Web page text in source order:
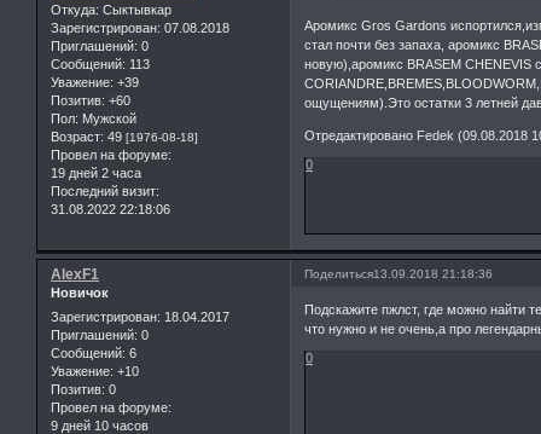
Откуда: Сыктывкар
Зарегистрирован: 07.08.2018
Приглашений: 0
Сообщений: 113
Уважение: +39
Позитив: +60
Пол: Мужской
Возраст: 49 [1976-08-18]
Провел на форуме:
19 дней 2 часа
Последний визит:
31.08.2022 22:18:06
Аромикс Gros Gardons
стал почти без запаха, аромикс
новую),аромикс BRASEM CHENEVIS
ощущениям).Это остатки 3 летней
Отредактировано Fedek (09.08.2018
0
Поделиться13.09.2018 21:18:36
AlexF1
Новичок
Зарегистрирован: 18.04.2017
Приглашений: 0
Сообщений: 6
Уважение: +10
Позитив: 0
Провел на форуме:
9 дней 10 часов
Подскажите пжлст, где можно найти
что нужно и не очень,а про
0